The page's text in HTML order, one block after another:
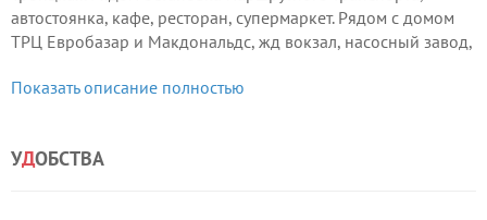
автостоянка, кафе, ресторан, супермаркет. Рядом с домом
ТРЦ Евробазар и Макдональдс, жд вокзал, насосный завод,
а так же в квартире есть:
Показать описание полностью
УДОБСТВА